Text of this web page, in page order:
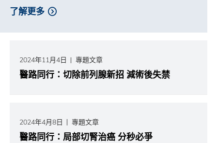
了解更多
2024年11月4日 專題文章
醫路同行：切除前列腺新招 減術後失禁
2024年4月8日 專題文章
醫路同行：局部切腎治癌 分秒必爭